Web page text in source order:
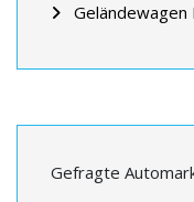
Gefragte